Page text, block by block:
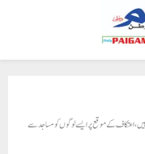
ہیں، اعتکاف کے موقع پر ایسے لوگوں کو مساجد سے